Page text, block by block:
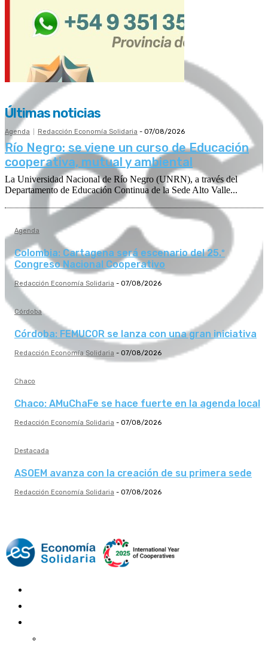
Últimas noticias
Agenda Redacción Economía Solidaria - 07/08/2026
Río Negro: se viene un curso de Educación
cooperativa, mutual y ambiental
La Universidad Nacional de Río Negro (UNRN), a través del
Departamento de Educación Continua de la Sede Alto Valle...
Agenda
Colombia: Cartagena será escenario del 25.º
Congreso Nacional Cooperativo
Redacción Economía Solidaria - 07/08/2026
Córdoba
Córdoba: FEMUCOR se lanza con una gran iniciativa
Redacción Economía Solidaria - 07/08/2026
Chaco
Chaco: AMuChaFe se hace fuerte en la agenda local
Redacción Economía Solidaria - 07/08/2026
Destacada
ASOEM avanza con la creación de su primera sede
Redacción Economía Solidaria - 07/08/2026